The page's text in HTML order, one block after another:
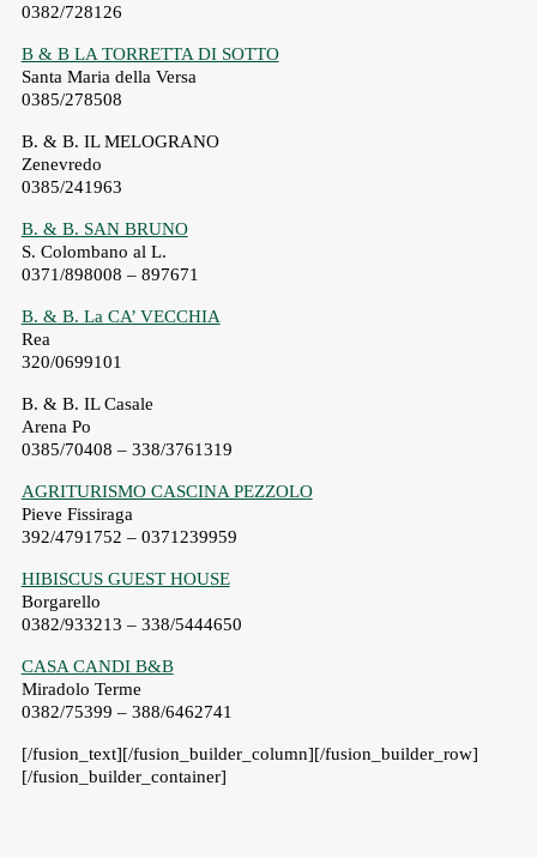
0382/728126
B & B LA TORRETTA DI SOTTO
Santa Maria della Versa
0385/278508
B. & B. IL MELOGRANO
Zenevredo
0385/241963
B. & B. SAN BRUNO
S. Colombano al L.
0371/898008 – 897671
B. & B. La CA’ VECCHIA
Rea
320/0699101
B. & B. IL Casale
Arena Po
0385/70408 – 338/3761319
AGRITURISMO CASCINA PEZZOLO
Pieve Fissiraga
392/4791752 – 0371239959
HIBISCUS GUEST HOUSE
Borgarello
0382/933213 – 338/5444650
CASA CANDI B&B
Miradolo Terme
0382/75399 – 388/6462741
[/fusion_text][/fusion_builder_column][/fusion_builder_row]
[/fusion_builder_container]